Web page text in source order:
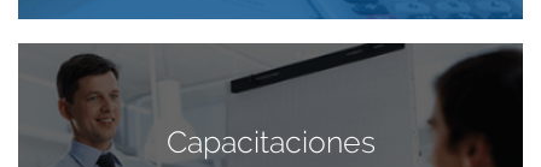
Capacitaciones